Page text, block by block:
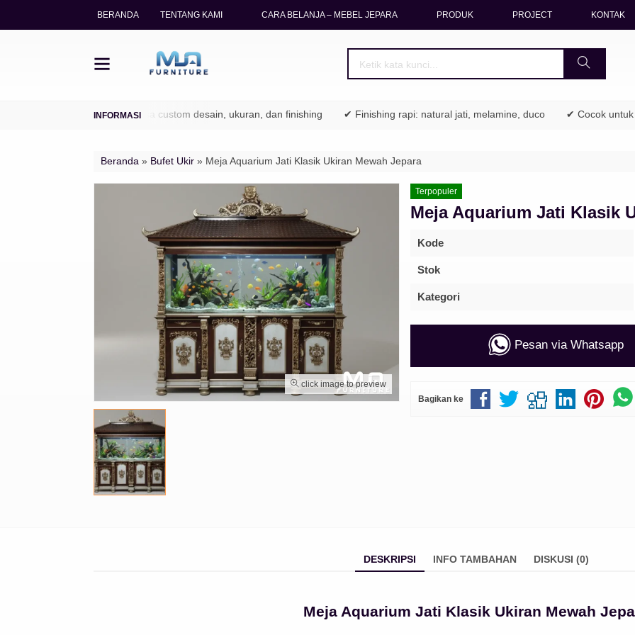
BERANDA TENTANG KAMI CARA BELANJA – MEBEL JEPARA PRODUK PROJECT KONTAK
✔ Bisa custom desain, ukuran, dan finishing ✔ Finishing rapi: natural jati, melamine, duco ✔ Cocok untuk
Beranda » Bufet Ukir » Meja Aquarium Jati Klasik Ukiran Mewah Jepara
click image to preview
Terpopuler
Meja Aquarium Jati Klasik
Kode
Stok
Kategori
Pesan via Whatsapp
Bagikan ke
DESKRIPSI INFO TAMBAHAN DISKUSI (0)
Meja Aquarium Jati Klasik Ukiran Mewah